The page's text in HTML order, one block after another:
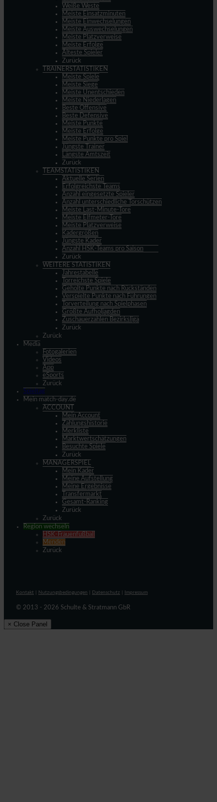
Weiße Weste
Meiste Einsatzminuten
Meiste Einwechselungen
Meiste Auswechselungen
Meiste Platzverweise
Meiste Erfolge
Älteste Spieler
Zurück
TRAINERSTATISTIKEN
Meiste Spiele
Meiste Siege
Meiste Unentschieden
Meiste Niederlagen
Beste Offensive
Beste Defensive
Meiste Punkte
Meiste Erfolge
Meiste Punkte pro Spiel
Jüngste Trainer
Längste Amtszeit
Zurück
TEAMSTATISTIKEN
Aktuelle Serien
Erfolgreichste Teams
Anzahl eingesetzte Spieler
Anzahl unterschiedliche Torschützen
Meiste Last-Minute-Tore
Meiste Elfmeter-Tore
Meiste Platzverweise
Kadergrößen
Jüngste Kader
Anzahl HSK-Teams pro Saison
Zurück
WEITERE STATISTIKEN
Jahrestabelle
Torreichste Spiele
Geholte Punkte nach Rückständen
Verspielte Punkte nach Führungen
Torverteilung nach Spielphasen
Größte Aufholjagden
Zuschauerzahlen Bezirksliga
Zurück
Zurück
Media
Fotogalerien
Videos
App
eSports
Zurück
Spieltag
Mein match-day.de
ACCOUNT
Mein Account
Zahlungshistorie
Merkliste
Marktwertschätzungen
Besuchte Spiele
Zurück
MANAGERSPIEL
Mein Kader
Meine Aufstellung
Meine Ergebnisse
Transfermarkt
Gesamt-Ranking
Zurück
Zurück
Region wechseln
HSK-Frauenfußball
Menden
Zurück
Kontakt Nutzungsbedingungen Datenschutz Impressum
© 2013 - 2026 Schulte & Stratmann GbR
× Close Panel